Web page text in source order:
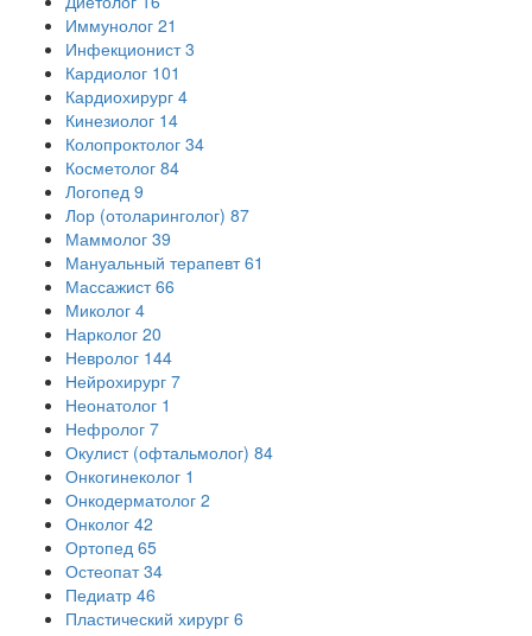
Иммунолог 21
Инфекционист 3
Кардиолог 101
Кардиохирург 4
Кинезиолог 14
Колопроктолог 34
Косметолог 84
Логопед 9
Лор (отоларинголог) 87
Маммолог 39
Мануальный терапевт 61
Массажист 66
Миколог 4
Нарколог 20
Невролог 144
Нейрохирург 7
Неонатолог 1
Нефролог 7
Окулист (офтальмолог) 84
Онкогинеколог 1
Онкодерматолог 2
Онколог 42
Ортопед 65
Остеопат 34
Педиатр 46
Пластический хирург 6